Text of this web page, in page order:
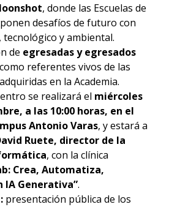
, donde las Escuelas de
desafíos de futuro con
tecnológico y ambiental.
de egresadas y egresados
referentes vivos de las
en la Academia.
se realizará el miércoles
a las 10:00 horas, en el
Antonio Varas, y estará a
Ruete, director de la
, con la clínica
Crea, Automatiza,
IA Generativa”.
presentación pública de los